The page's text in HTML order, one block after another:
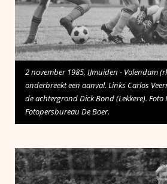
2 november 1985, IJmuiden - Volendam
onderbreekt een aanval. Links Carlos
de achtergrond Dick Bond (Lekkere). Foto
Fotopersbureau De Boer.